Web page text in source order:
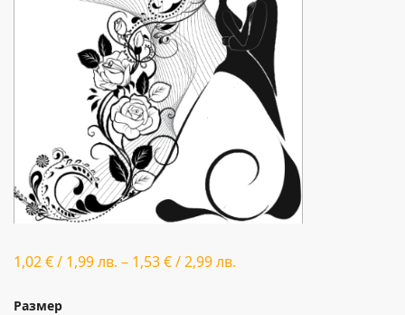
1,02€/ 1,99лв. – 1,53€/2,99лв.
Размер